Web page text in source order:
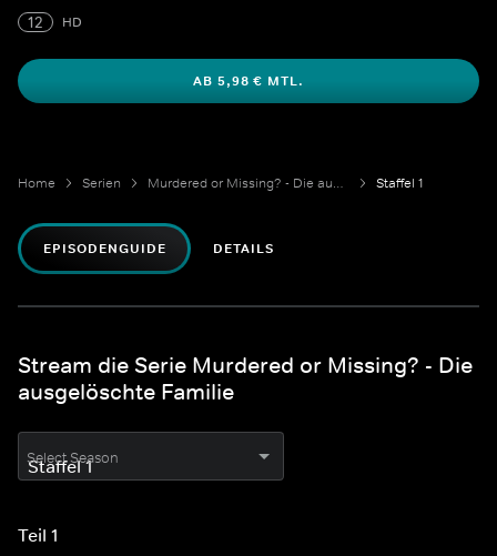
12
HD
AB 5,98 € MTL.
Home Serien Murdered or Missing? - Die ausgelöschte Familie Staffel 1
EPISODENGUIDE DETAILS
Stream die Serie Murdered or Missing? - Die
ausgelöschte Familie
Select Season
Teil 1